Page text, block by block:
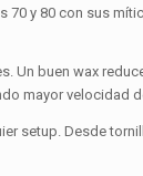
70 y 80 con sus
Un buen wax
mayor velocidad
setup. Desde